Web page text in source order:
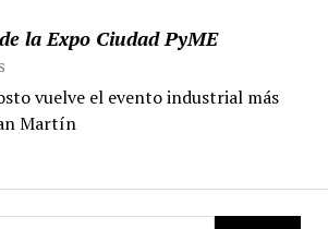
la Expo Ciudad PyME
vuelve el evento industrial más
Martín